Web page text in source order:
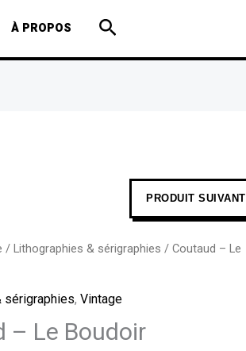
À PROPOS Rechercher
PRODUIT SUIVANT
/Lithographies & sérigraphies / Coutaud – Le
sérigraphies,Vintage
– Le Boudoir